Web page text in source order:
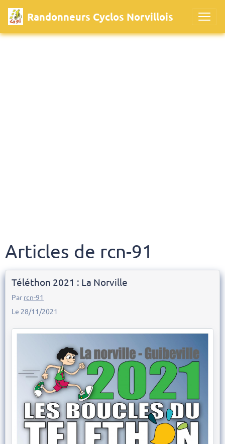
Randonneurs Cyclos Norvillois
Articles de rcn-91
Téléthon 2021 : La Norville
Par rcn-91
Le 28/11/2021